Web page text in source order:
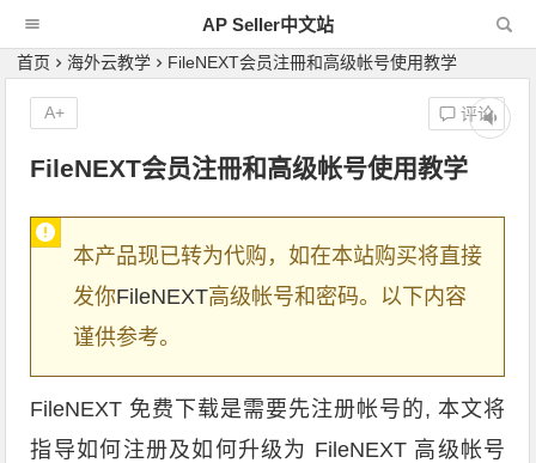
AP Seller中文站
首页 海外云教学 FileNEXT会员注冊和高级帐号使用教学
FileNEXT会员注冊和高级帐号使用教学
评论
A+
本产品现已转为代购，如在本站购买将直接
发你FileNEXT高级帐号和密码。以下内容
谨供参考。
FileNEXT 免费下载是需要先注册帐号的, 本文将
指导如何注册及如何升级为 FileNEXT 高级帐号